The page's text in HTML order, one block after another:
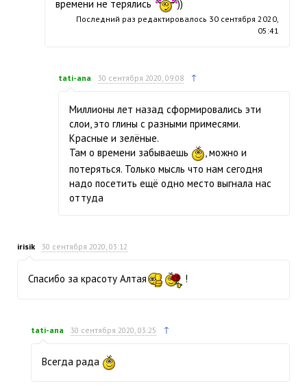
времени не терялись
))
Последний раз редактировалось 30 сентября 2020,
05:41
tati-ana 30 сентября 2020, 09:08 ↑
Миллионы лет назад сформировались эти
слои, это глины с разными примесями.
Красные и зелёные.
Там о времени забываешь
, можно и
потеряться. Только мысль что нам сегодня
надо посетить ещё одно место выгнала нас
оттуда
irisik 30 сентября 2020, 03:12
Спасибо за красоту Алтая !
tati-ana 30 сентября 2020, 03:25 ↑
Всегда рада